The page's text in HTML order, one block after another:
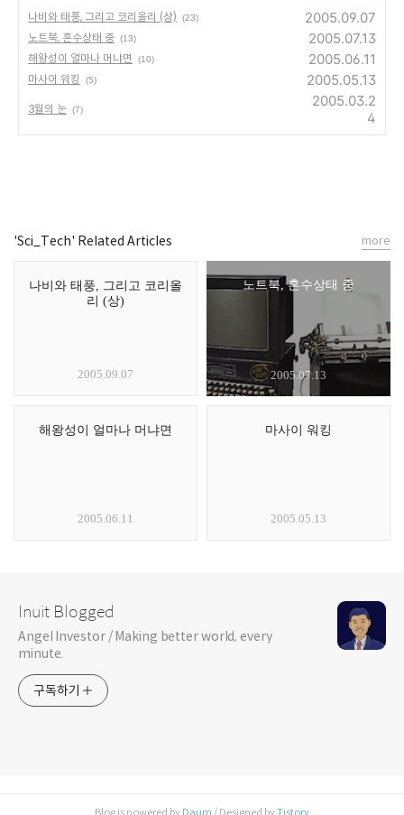
나비와 태풍, 그리고 코리올리 (상) (23) 2005.09.07
노트북, 혼수상태 중 (13) 2005.07.13
해왕성이 얼마나 머냐면 (10) 2005.06.11
마사이 워킹 (5) 2005.05.13
3월의 눈 (7)
2005.03.2
4
'Sci_Tech' Related Articles
나비와 태풍, 그리고 코리올
리 (상)
2005.09.07
노트북, 혼수상태 중
2005.07.13
해왕성이 얼마나 머냐면
2005.06.11
마사이 워킹
2005.05.13
more
Inuit Blogged
Angel Investor / Making better world, every
minute.
구독하기
Blog is powered by Daum / Designed byTistory